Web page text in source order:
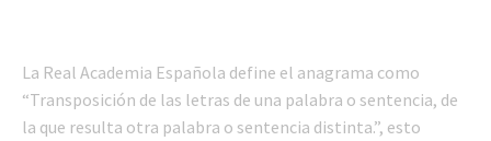
La Real Academia Española define el anagrama como
“Transposición de las letras de una palabra o sentencia, de
la que resulta otra palabra o sentencia distinta.”, esto